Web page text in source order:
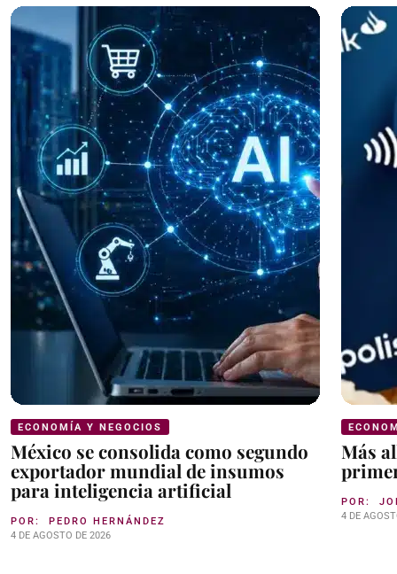
ECONOMÍA Y NEGOCIOS
México se consolida como segundo
exportador mundial de insumos
para inteligencia artificial
POR: PEDRO HERNÁNDEZ
4 DE AGOSTO DE 2026
Más
POR:
4 DE